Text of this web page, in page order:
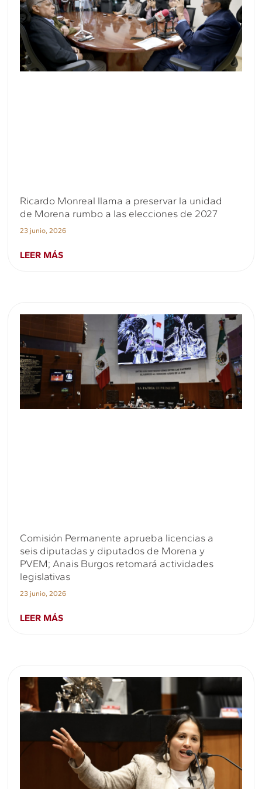
Ricardo Monreal llama a preservar la unidad
de Morena rumbo a las elecciones de 2027
23 junio, 2026
LEER MÁS
Comisión Permanente aprueba licencias a
seis diputadas y diputados de Morena y
PVEM; Anais Burgos retomará actividades
legislativas
23 junio, 2026
LEER MÁS